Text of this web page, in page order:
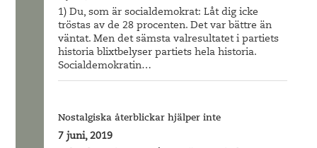
1) Du, som är socialdemokrat: Låt dig icke
tröstas av de 28 procenten. Det var bättre än
väntat. Men det sämsta valresultatet i partiets
historia blixtbelyser partiets hela historia.
Socialdemokratin…
Nostalgiska återblickar hjälper inte
7 juni, 2019